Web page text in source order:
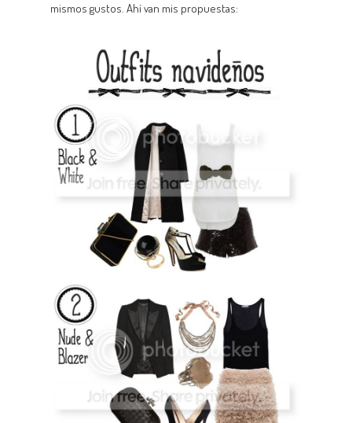
mismos gustos. Ahí van mis propuestas: